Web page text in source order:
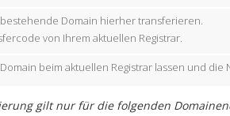
Domain hierher transferieren.
von Ihrem aktuellen Registrar.
beim aktuellen Registrar lassen und die
gilt nur für die folgenden